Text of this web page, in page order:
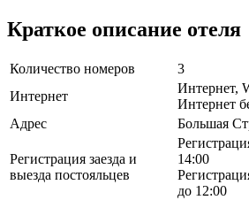
Краткое описание отеля
Количество номеров
3
Интернет
Интернет,
Интернет
Адрес
Большая
Регистрация заезда и
выезда постояльцев
14:00
до 12:00